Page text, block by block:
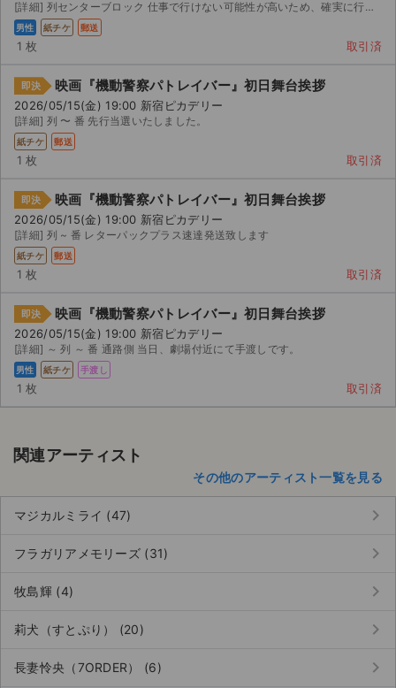
手数料・お支払い方法
AIに質問する
よくある質問
お知らせ
特定商取引法に基づく表記
公演登録依頼
[詳細] 列センターブロック 仕事で行けない可能性が高いため、確実に行ける方にお譲りしたいです。 レ...
男性 紙チケ 郵送
1 枚 取引済
即決 映画『機動警察パトレイバー』初日舞台挨拶
2026/05/15(金) 19:00 新宿ピカデリー
[詳細] 列 〜 番 先行当選いたしました。
紙チケ 郵送
1 枚 取引済
即決 映画『機動警察パトレイバー』初日舞台挨拶
2026/05/15(金) 19:00 新宿ピカデリー
[詳細] 列 ~ 番 レターパックプラス速達発送致します
紙チケ 郵送
1 枚 取引済
即決 映画『機動警察パトレイバー』初日舞台挨拶
2026/05/15(金) 19:00 新宿ピカデリー
[詳細] ～ 列 ～ 番 通路側 当日、劇場付近にて手渡しです。
男性 紙チケ 手渡し
1 枚 取引済
関連アーティスト
その他のアーティスト一覧を見る
マジカルミライ (47) keyboard_arrow_right
フラガリアメモリーズ (31) keyboard_arrow_right
牧島輝 (4) keyboard_arrow_right
莉犬（すとぷり） (20) keyboard_arrow_right
長妻怜央（7ORDER） (6) keyboard_arrow_right